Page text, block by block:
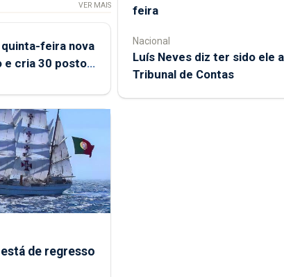
VER MAIS
feira nova
e cria 30 postos
de regresso
feira
Nacional
Luís Neves diz ter sido ele
Tribunal de Contas